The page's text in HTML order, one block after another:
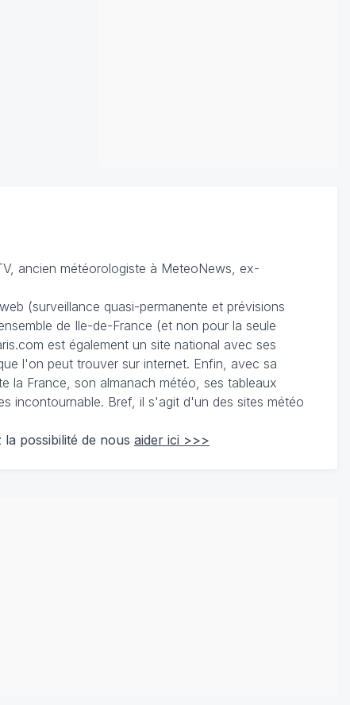
ancien météorologiste à MeteoNews, ex-
(surveillance quasi-permanente et prévisions
de Ile-de-France (et non pour la seule
est également un site national avec ses
l'on peut trouver sur internet. Enfin, avec sa
la France, son almanach météo, ses tableaux
incontournable. Bref, il s'agit d'un des sites météo
possibilité de nous aider ici >>>